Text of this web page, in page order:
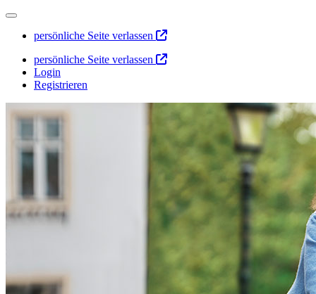
persönliche Seite verlassen
persönliche Seite verlassen
Login
Registrieren